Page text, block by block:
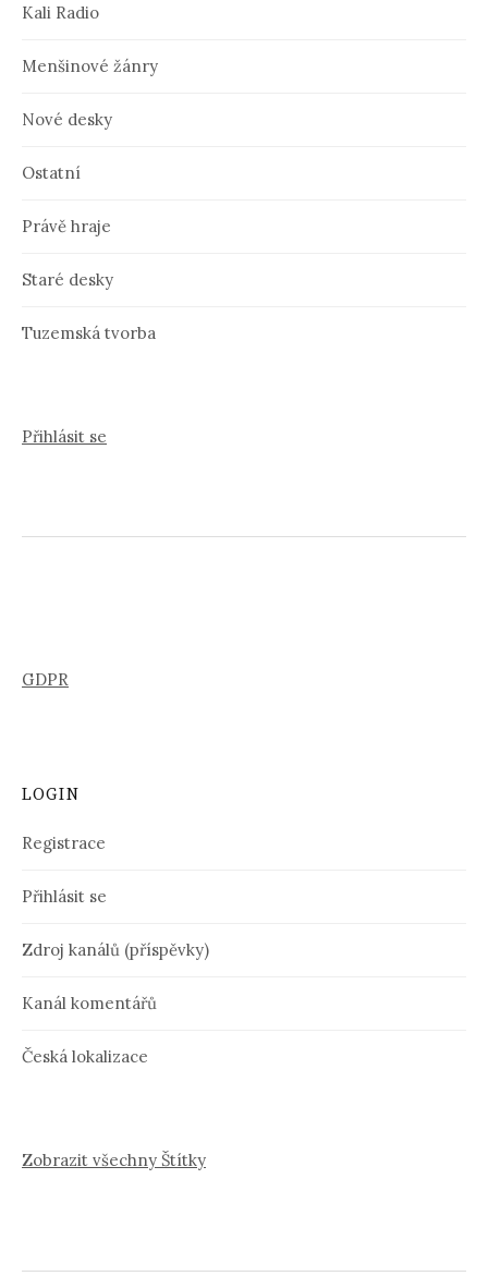
Kali Radio
Menšinové žánry
Nové desky
Ostatní
Právě hraje
Staré desky
Tuzemská tvorba
Přihlásit se
GDPR
LOGIN
Registrace
Přihlásit se
Zdroj kanálů (příspěvky)
Kanál komentářů
Česká lokalizace
Zobrazit všechny Štítky